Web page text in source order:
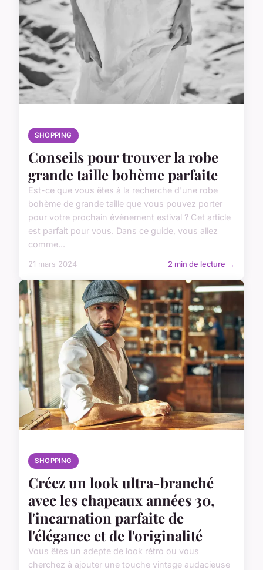
SHOPPING
Conseils pour trouver la robe
grande taille bohème parfaite
Est-ce que vous êtes à la recherche d'une robe
bohème de grande taille que vous pouvez porter
pour votre prochain évènement estival ? Cet article
est parfait pour vous. Dans ce guide, vous allez
comme...
21 mars 2024 2 min de lecture →
SHOPPING
Créez un look ultra-branché
avec les chapeaux années 30,
l'incarnation parfaite de
l'élégance et de l'originalité
Vous êtes un adepte de look rétro ou vous
cherchez à ajouter une touche vintage audacieuse